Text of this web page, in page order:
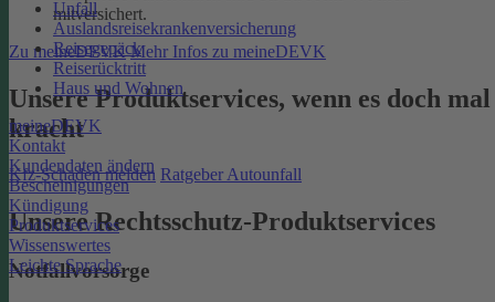
Unfall
Auslandsreisekrankenversicherung
Reisegepäck
Reiserücktritt
Haus und Wohnen
meineDEVK
Kontakt
Kundendaten ändern
Bescheinigungen
Kündigung
Produktservices
Wissenswertes
Leichte Sprache
mitversichert.
Zu meineDEVK Mehr Infos zu meineDEVK
Unsere Produktservices, wenn es doch mal
kracht
Kfz-Schaden melden Ratgeber Autounfall
Unsere Rechtsschutz-Produktservices
Notfallvorsorge